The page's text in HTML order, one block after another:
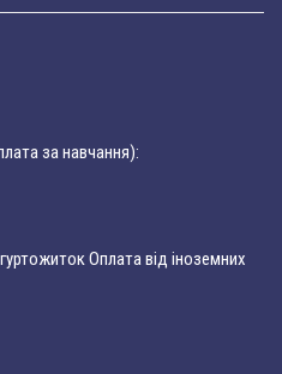
за навчання):
Оплата від іноземних